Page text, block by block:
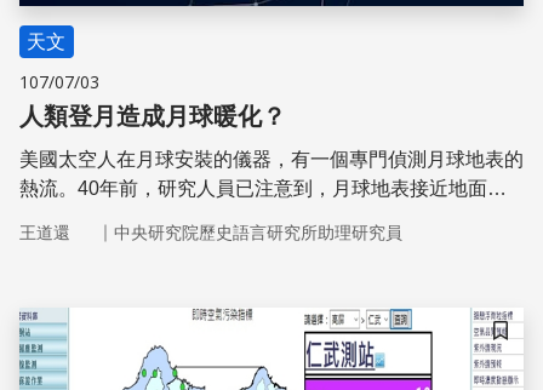
天文
107/07/03
人類登月造成月球暖化？
美國太空人在月球安裝的儀器，有一個專門偵測月球地表的
熱流。40年前，研究人員已注意到，月球地表接近地面的
表層，使顏色較深的土石暴露出來，造成反射率下降，表層
王道還 ｜ 中央研究院歷史語言研究所助理研究員
儲存